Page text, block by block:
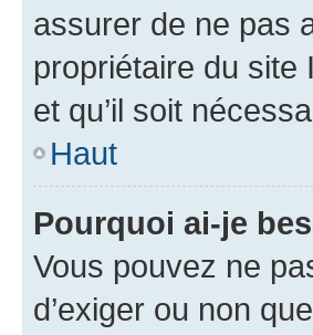
assurer de ne pas
propriétaire du site
et qu’il soit
Haut
Pourquoi ai-je
Vous pouvez ne
d’exiger ou non